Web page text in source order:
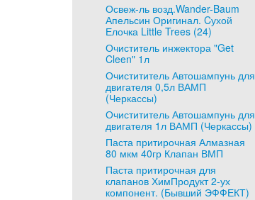
Освеж-ль возд.Wander-Baum
Апельсин Оригинал. Cухой
Елочка Little Trees (24)
Очиститель инжектора "Get
Cleen" 1л
Очистититель Автошампунь для
двигателя 0,5л ВАМП
(Черкассы)
Очистититель Автошампунь для
двигателя 1л ВАМП (Черкассы)
Паста притирочная Алмазная
80 мкм 40гр Клапан ВМП
Паста притирочная для
клапанов ХимПродукт 2-ух
компонент. (Бывший ЭФФЕКТ)